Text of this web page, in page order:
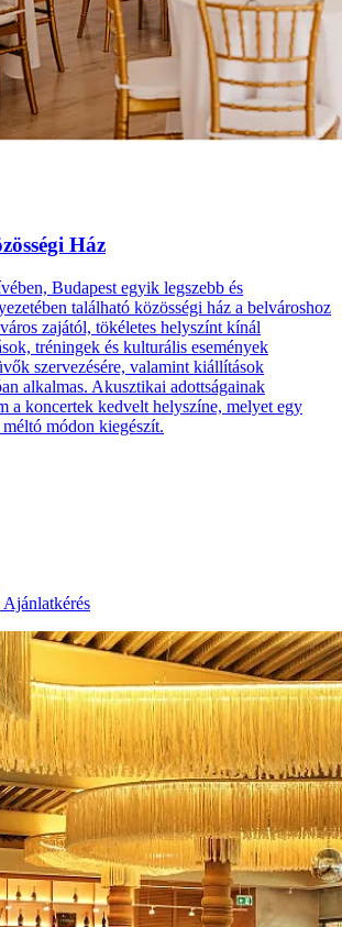
Ház
Budapest egyik legszebb és
található közösségi ház a belvároshoz
zajától, tökéletes helyszínt kínál
tréningek és kulturális események
szervezésére, valamint kiállítások
alkalmas. Akusztikai adottságainak
a koncertek kedvelt helyszíne, melyet egy
módon kiegészít.
Ajánlatkérés